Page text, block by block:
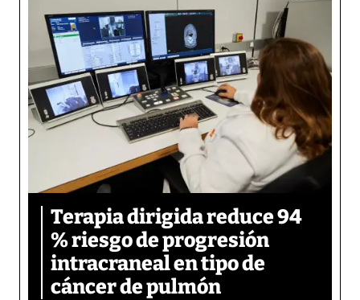
Terapia dirigida reduce 94
% riesgo de progresión
intracraneal en tipo de
cáncer de pulmón